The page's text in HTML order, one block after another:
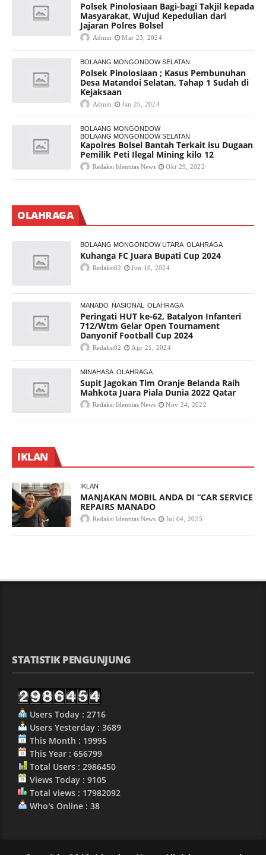
Polsek Pinolosiaan Bagi-bagi Takjil kepada
Masyarakat, Wujud Kepedulian dari
Jajaran Polres Bolsel
Admin Mar 23, 2024
BOLAANG MONGONDOW SELATAN
Polsek Pinolosiaan ; Kasus Pembunuhan
Desa Matandoi Selatan, Tahap 1 Sudah di
Kejaksaan
Admin Jan 25, 2024
BOLAANG MONGONDOW
BOLAANG MONGONDOW SELATAN
Kapolres Bolsel Bantah Terkait isu Dugaan
Pemilik Peti Ilegal Mining kilo 12
Redaksi Identitas News Okt 29, 2022
OLAHRAGA
BOLAANG MONGONDOW UTARA OLAHRAGA
Kuhanga FC Juara Bupati Cup 2024
Redaksi02 Jun 10, 2024
MANADO NASIONAL OLAHRAGA
Peringati HUT ke-62, Batalyon Infanteri
712/Wtm Gelar Open Tournament
Danyonif Football Cup 2024
Redaksi02 Apr 21, 2024
MINAHASA OLAHRAGA
Supit Jagokan Tim Oranje Belanda Raih
Mahkota Juara Piala Dunia 2022 Qatar
Redaksi Identitas News Nov 24, 2022
IKLAN
IKLAN
MANJAKAN MOBIL ANDA DI “CAR SERVICE
REPAIRS MANADO
Redaksi Identitas News Jul 04, 2025
STATISTIK PENGUNJUNG
Users Today : 2716
Users Yesterday : 3689
This Month : 19995
This Year : 656799
Total Users : 2986450
Views Today : 9105
Total views : 17982092
Who's Online : 38